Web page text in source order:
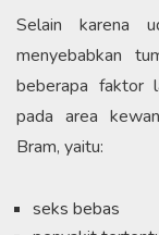
Selain karena
menyebabkan
beberapa faktor
pada area
Bram, yaitu:
seks bebas